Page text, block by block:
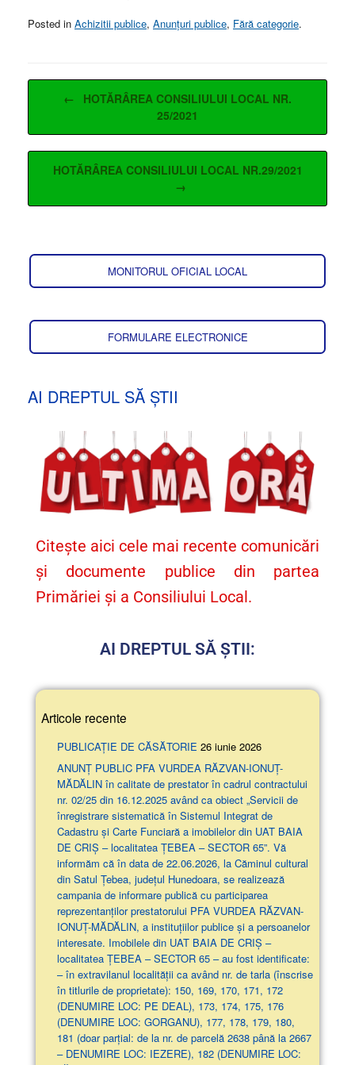
Posted in Achizitii publice, Anunțuri publice, Fără categorie.
Post navigation
←
HOTĂRÂREA CONSILIULUI LOCAL NR.
25/2021
HOTĂRÂREA CONSILIULUI LOCAL NR.29/2021
→
MONITORUL OFICIAL LOCAL
FORMULARE ELECTRONICE
AI DREPTUL SĂ ȘTII
Citește aici cele mai recente comunicări
și documente publice din partea
Primăriei și a Consiliului Local.
AI DREPTUL SĂ ȘTII:
Articole recente
PUBLICAȚIE DE CĂSĂTORIE 26 iunie 2026
ANUNŢ PUBLIC PFA VURDEA RĂZVAN-IONUȚ-
MĂDĂLIN în calitate de prestator în cadrul contractului
nr. 02/25 din 16.12.2025 având ca obiect „Servicii de
înregistrare sistematică în Sistemul Integrat de
Cadastru și Carte Funciară a imobilelor din UAT BAIA
DE CRIȘ – localitatea ȚEBEA – SECTOR 65”. Vă
informăm că în data de 22.06.2026, la Căminul cultural
din Satul Țebea, județul Hunedoara, se realizează
campania de informare publică cu participarea
reprezentanților prestatorului PFA VURDEA RĂZVAN-
IONUȚ-MĂDĂLIN, a instituțiilor publice și a persoanelor
interesate. Imobilele din UAT BAIA DE CRIȘ –
localitatea ȚEBEA – SECTOR 65 – au fost identificate:
– în extravilanul localităţii ca având nr. de tarla (înscrise
în titlurile de proprietate): 150, 169, 170, 171, 172
(DENUMIRE LOC: PE DEAL), 173, 174, 175, 176
(DENUMIRE LOC: GORGANU), 177, 178, 179, 180,
181 (doar parţial: de la nr. de parcelă 2638 până la 2667
– DENUMIRE LOC: IEZERE), 182 (DENUMIRE LOC: